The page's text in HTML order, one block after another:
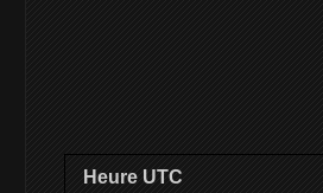
Heure UTC